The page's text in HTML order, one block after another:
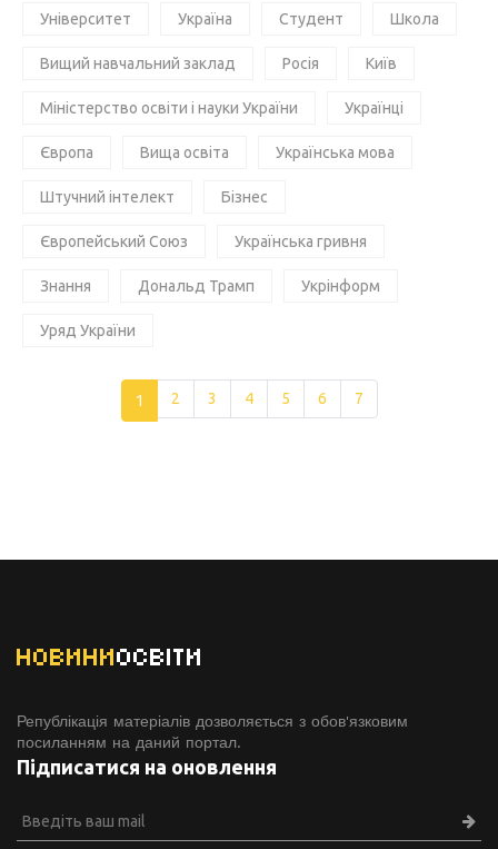
Університет Україна Студент Школа
Вищий навчальний заклад Росія Київ
Міністерство освіти і науки України Українці
Європа Вища освіта Українська мова
Штучний інтелект Бізнес
Європейський Союз Українська гривня
Знання Дональд Трамп Укрінформ
Уряд України
1 2 3 4 5 6 7
НОВИНИОСВІТИ
Републікація матеріалів дозволяється з обов'язковим
посиланням на даний портал.
Підписатися на оновлення